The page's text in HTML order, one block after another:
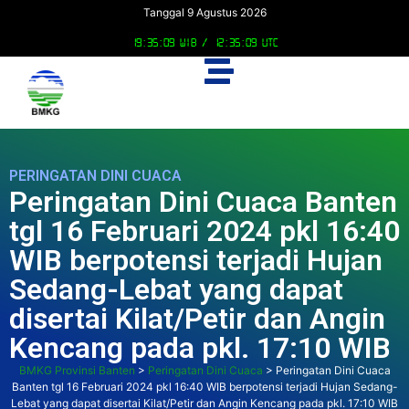
Tanggal 9 Agustus 2026
19:35:09 WIB / 12:35:09 UTC
PERINGATAN DINI CUACA
Peringatan Dini Cuaca Banten
tgl 16 Februari 2024 pkl 16:40
WIB berpotensi terjadi Hujan
Sedang-Lebat yang dapat
disertai Kilat/Petir dan Angin
Kencang pada pkl. 17:10 WIB
BMKG Provinsi Banten > Peringatan Dini Cuaca > Peringatan Dini Cuaca
Banten tgl 16 Februari 2024 pkl 16:40 WIB berpotensi terjadi Hujan Sedang-
Lebat yang dapat disertai Kilat/Petir dan Angin Kencang pada pkl. 17:10 WIB